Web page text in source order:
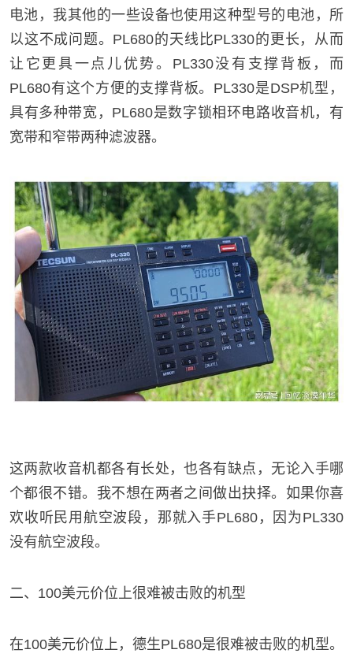
电池，我其他的一些设备也使用这种型号的电池，所
以这不成问题。PL680的天线比PL330的更长，从而
让它更具一点儿优势。PL330没有支撑背板，而
PL680有这个方便的支撑背板。PL330是DSP机型，
具有多种带宽，PL680是数字锁相环电路收音机，有
宽带和窄带两种滤波器。
这两款收音机都各有长处，也各有缺点，无论入手哪
个都很不错。我不想在两者之间做出抉择。如果你喜
欢收听民用航空波段，那就入手PL680，因为PL330
没有航空波段。
二、100美元价位上很难被击败的机型
在100美元价位上，德生PL680是很难被击败的机型。